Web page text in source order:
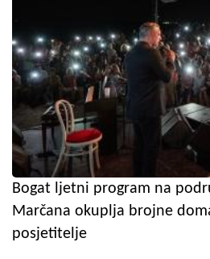
Bogat ljetni program na
Marčana okuplja brojne
posjetitelje